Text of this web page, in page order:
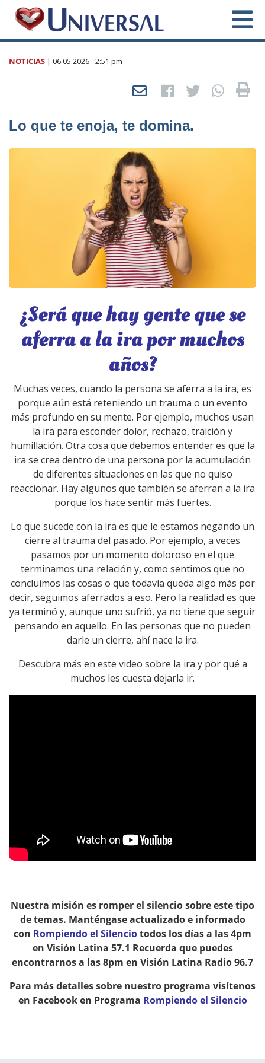
NOTICIAS | 06.05.2026- 2:51 pm
Lo que te enoja, te domina.
¿Será que hay gente que se
aferra a la ira por muchos
años?
Muchas veces, cuando la persona se aferra a la ira, es
porque aún está reteniendo un trauma o un evento
más profundo en su mente. Por ejemplo, muchos usan
la ira para esconder dolor, rechazo, traición y
humillación. Otra cosa que debemos entender es que la
ira se crea dentro de una persona por la acumulación
de diferentes situaciones en las que no quiso
reaccionar. Hay algunos que también se aferran a la ira
porque los hace sentir más fuertes.
Lo que sucede con la ira es que le estamos negando un
cierre al trauma del pasado. Por ejemplo, a veces
pasamos por un momento doloroso en el que
terminamos una relación y, como sentimos que no
concluimos las cosas o que todavía queda algo más por
decir, seguimos aferrados a eso. Pero la realidad es que
ya terminó y, aunque uno sufrió, ya no tiene que seguir
pensando en aquello. En las personas que no pueden
darle un cierre, ahí nace la ira.
Descubra más en este video sobre la ira y por qué a
muchos les cuesta dejarla ir.
Nuestra misión es romper el silencio sobre este tipo
de temas. Manténgase actualizado e informado
con Rompiendo el Silenciotodos los días a las 4pm
en Visión Latina 57.1 Recuerda que puedes
encontrarnos a las 8pm en Visión Latina Radio 96.7
Para más detalles sobre nuestro programa visítenos
en Facebook en Programa Rompiendo el Silencio